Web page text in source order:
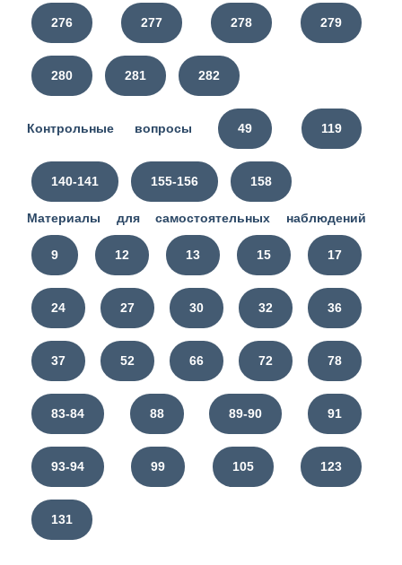
276 277 278 279
280 281 282
Контрольные вопросы 49 119
140-141 155-156 158
Материалы для самостоятельных наблюдений
9 12 13 15 17
24 27 30 32 36
37 52 66 72 78
83-84 88 89-90 91
93-94 99 105 123
131